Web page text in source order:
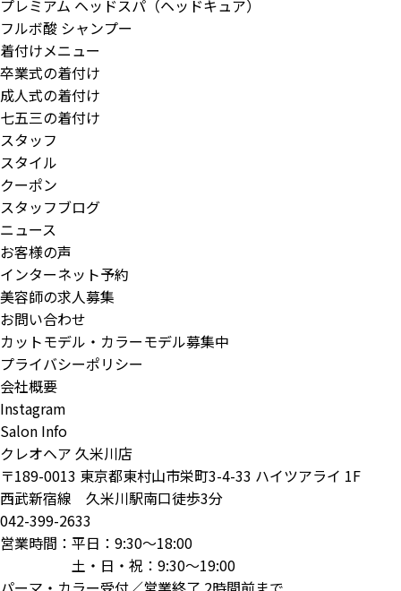
プレミアム ヘッドスパ（ヘッドキュア）
フルボ酸 シャンプー
着付けメニュー
卒業式の着付け
成人式の着付け
七五三の着付け
スタッフ
スタイル
クーポン
スタッフブログ
ニュース
お客様の声
インターネット予約
美容師の求人募集
お問い合わせ
カットモデル・カラーモデル募集中
プライバシーポリシー
会社概要
Instagram
Salon Info
クレオヘア 久米川店
〒189-0013 東京都東村山市栄町3-4-33 ハイツアライ 1F
西武新宿線 久米川駅南口徒歩3分
042-399-2633
営業時間：平日：9:30～18:00
土・日・祝：9:30～19:00